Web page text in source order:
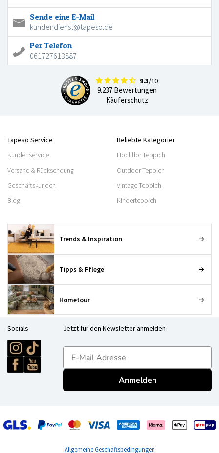
Sende eine E-Mail
kundendienst@tapeso.de
Per Telefon
061727613887
9.3/10
9.237 Bewertungen
Käuferschutz
Tapeso Service
Kundenservice
Versand & Rücksendung
Geschäftskunden
Blog
Beliebte Kategorien
Hochflor Teppich
Outdoor Teppich
Vintage Teppich
Kinderteppich
Trends & Inspiration
Tipps & Pflege
Hometour
Socials Jetzt für den Newsletter anmelden
E-mailadres
Anmelden
Allgemeine Geschäftsbedingungen